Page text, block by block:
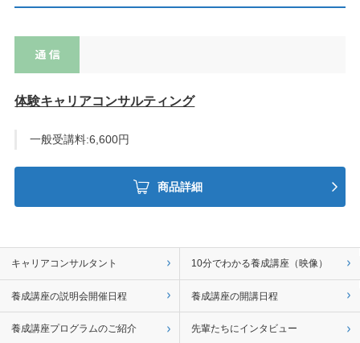
体験キャリアコンサルティング
一般受講料:6,600円
商品詳細
キャリアコンサルタント 10分でわかる養成講座（映像）
養成講座の説明会開催日程 養成講座の開講日程
養成講座プログラムのご紹介 先輩たちにインタビュー